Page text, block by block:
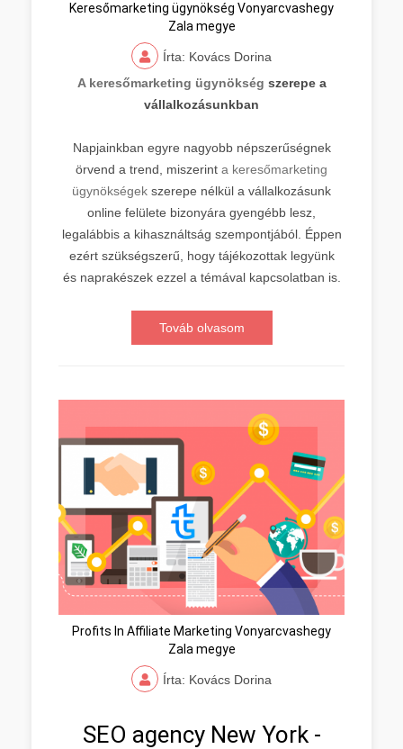
Keresőmarketing ügynökség Vonyarcvashegy
Zala megye
Írta: Kovács Dorina
A keresőmarketing ügynökség szerepe a
vállalkozásunkban
Napjainkban egyre nagyobb népszerűségnek
örvend a trend, miszerint a keresőmarketing
ügynökségek szerepe nélkül a vállalkozásunk
online felülete bizonyára gyengébb lesz,
legalábbis a kihasználtság szempontjából. Éppen
ezért szükségszerű, hogy tájékozottak legyünk
és naprakészek ezzel a témával kapcsolatban is.
Továb olvasom
Profits In Affiliate Marketing Vonyarcvashegy
Zala megye
Írta: Kovács Dorina
SEO agency New York -